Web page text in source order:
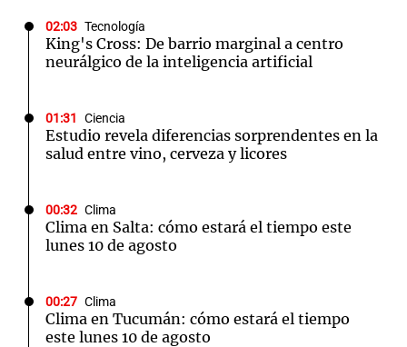
02:03 Tecnología
King's Cross: De barrio marginal a centro
neurálgico de la inteligencia artificial
01:31 Ciencia
Estudio revela diferencias sorprendentes en la
salud entre vino, cerveza y licores
00:32 Clima
Clima en Salta: cómo estará el tiempo este
lunes 10 de agosto
00:27 Clima
Clima en Tucumán: cómo estará el tiempo
este lunes 10 de agosto